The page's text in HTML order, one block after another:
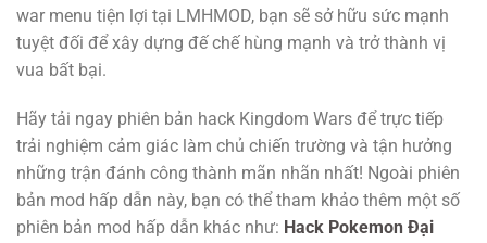
war menu tiện lợi tại LMHMOD, bạn sẽ sở hữu sức mạnh
tuyệt đối để xây dựng đế chế hùng mạnh và trở thành vị
vua bất bại.
Hãy tải ngay phiên bản hack Kingdom Wars để trực tiếp
trải nghiệm cảm giác làm chủ chiến trường và tận hưởng
những trận đánh công thành mãn nhãn nhất! Ngoài phiên
bản mod hấp dẫn này, bạn có thể tham khảo thêm một số
phiên bản mod hấp dẫn khác như: Hack Pokemon Đại